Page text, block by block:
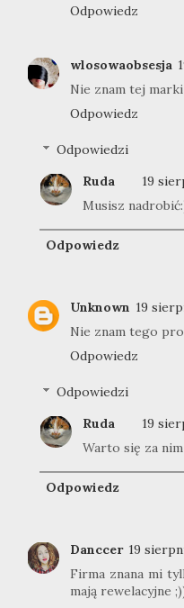
Odpowiedz
wlosowaobsesja
Nie znam tej marki
Odpowiedz
Odpowiedzi
Ruda
19
Musisz
Odpowiedz
Unknown 19
Nie znam tego
Odpowiedz
Odpowiedzi
Ruda
19
Warto się za
Odpowiedz
Danccer 19
Firma znana mi
mają rewelacyjne